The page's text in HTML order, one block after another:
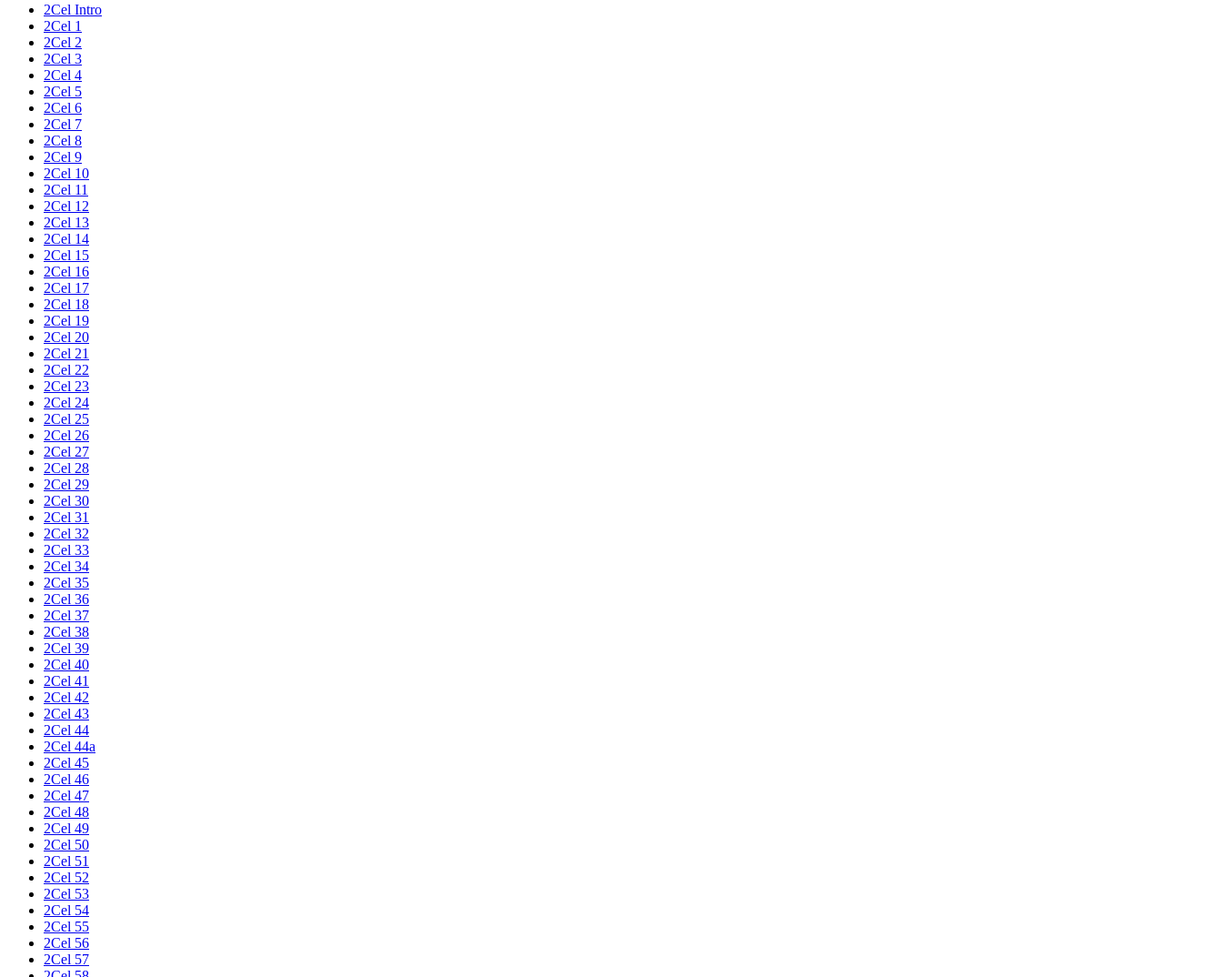
2Cel Intro
2Cel 1
2Cel 2
2Cel 3
2Cel 4
2Cel 5
2Cel 6
2Cel 7
2Cel 8
2Cel 9
2Cel 10
2Cel 11
2Cel 12
2Cel 13
2Cel 14
2Cel 15
2Cel 16
2Cel 17
2Cel 18
2Cel 19
2Cel 20
2Cel 21
2Cel 22
2Cel 23
2Cel 24
2Cel 25
2Cel 26
2Cel 27
2Cel 28
2Cel 29
2Cel 30
2Cel 31
2Cel 32
2Cel 33
2Cel 34
2Cel 35
2Cel 36
2Cel 37
2Cel 38
2Cel 39
2Cel 40
2Cel 41
2Cel 42
2Cel 43
2Cel 44
2Cel 44a
2Cel 45
2Cel 46
2Cel 47
2Cel 48
2Cel 49
2Cel 50
2Cel 51
2Cel 52
2Cel 53
2Cel 54
2Cel 55
2Cel 56
2Cel 57